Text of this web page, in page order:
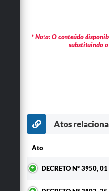
Telefones Úteis
* Nota: O conteúdo
substituindo
Atos
Ato
DECRETO Nº 3950,